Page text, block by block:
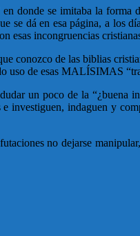
donde se imitaba la
dá en esa página, a los
esas incongruencias
conozco de las biblias
uso de esas MALÍSIMAS
un poco de la “¿buena
investiguen, indaguen y
no dejarse